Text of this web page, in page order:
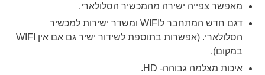
מאפשר צפייה ישירה מהמכשיר הסלולארי.
דגם חדש המתחבר לWIFI ומשדר ישירות למכשיר
הסלולארי. (אפשרות בתוספת לשידור ישיר גם אם אין WIFI
במקום).
איכות מצלמה גבוהה- HD.